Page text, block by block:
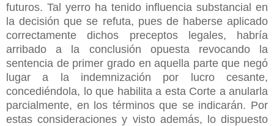
futuros. Tal yerro ha tenido influencia substancial en
la decisión que se refuta, pues de haberse aplicado
correctamente dichos preceptos legales, habría
arribado a la conclusión opuesta revocando la
sentencia de primer grado en aquella parte que negó
lugar a la indemnización por lucro cesante,
concediéndola, lo que habilita a esta Corte a anularla
parcialmente, en los términos que se indicarán. Por
estas consideraciones y visto además, lo dispuesto